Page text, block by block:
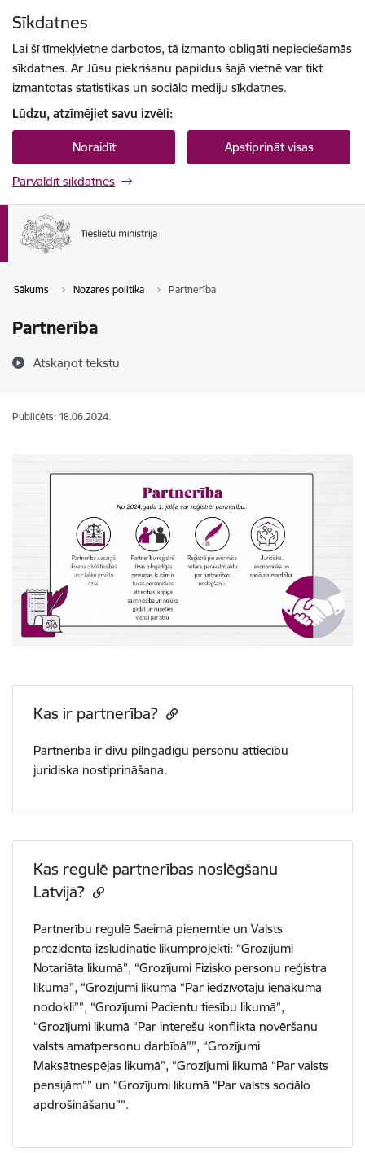
Sīkdatnes
Lai šī tīmekļvietne darbotos, tā izmanto obligāti nepieciešamās
sīkdatnes. Ar Jūsu piekrišanu papildus šajā vietnē var tikt
izmantotas statistikas un sociālo mediju sīkdatnes.
Lūdzu, atzīmējiet savu izvēli:
Noraidīt Apstiprināt visas
Pārvaldīt sīkdatnes
Sākums Nozares politika Partnerība
Partnerība
Atskaņot tekstu
Publicēts: 18.06.2024.
Kas ir partnerība?
Partnerība ir divu pilngadīgu personu attiecību
juridiska nostiprināšana.
Kas regulē partnerības noslēgšanu
Latvijā?
Partnerību regulē Saeimā pieņemtie un Valsts
prezidenta izsludinātie likumprojekti: “Grozījumi
Notariāta likumā”, “Grozījumi Fizisko personu reģistra
likumā”, “Grozījumi likumā “Par iedzīvotāju ienākuma
nodokli””, “Grozījumi Pacientu tiesību likumā”,
“Grozījumi likumā “Par interešu konflikta novēršanu
valsts amatpersonu darbībā””, “Grozījumi
Maksātnespējas likumā”, “Grozījumi likumā “Par valsts
pensijām”” un “Grozījumi likumā “Par valsts sociālo
apdrošināšanu””.